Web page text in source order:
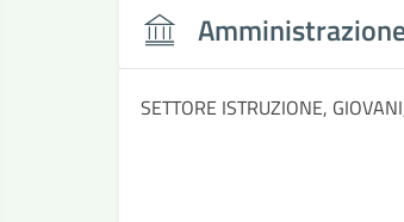
SETTORE ISTRUZIONE,